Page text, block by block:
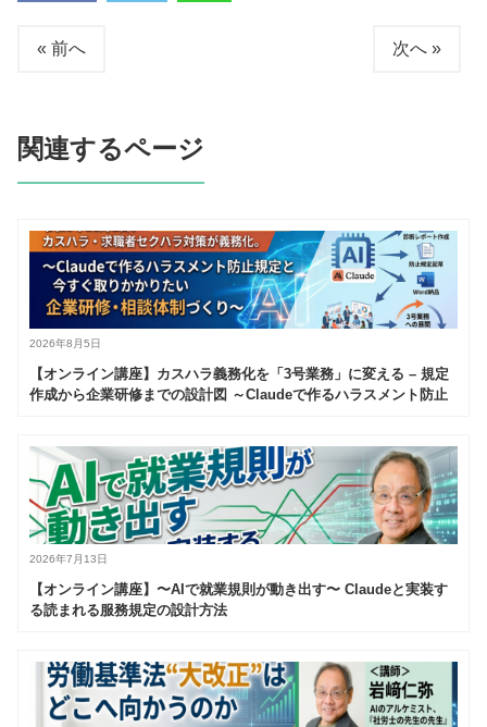
« 前へ 次へ »
関連するページ
2026年8月5日
【オンライン講座】カスハラ義務化を「3号業務」に変える – 規定
作成から企業研修までの設計図 ～Claudeで作るハラスメント防止
2026年7月13日
【オンライン講座】〜AIで就業規則が動き出す〜 Claudeと実装す
る読まれる服務規定の設計方法